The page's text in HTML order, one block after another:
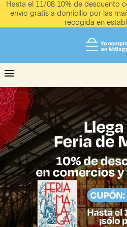
Hasta el 11/08 10% de descuento
envío gratis a domicilio por las
recogida en
menu